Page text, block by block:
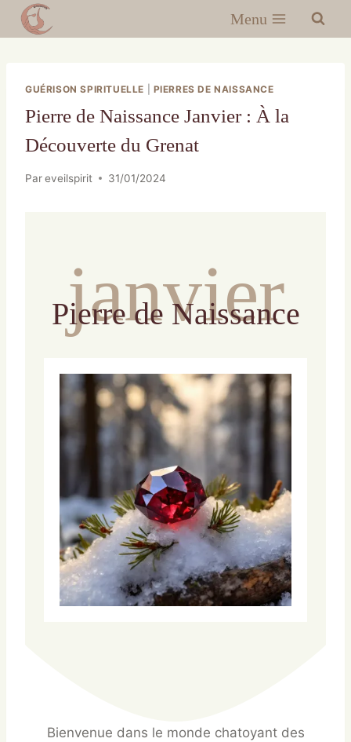
Menu
GUÉRISON SPIRITUELLE PIERRES DE NAISSANCE
Pierre de Naissance Janvier : À la
Découverte du Grenat
Pareveilspirit 31/01/2024
janvier
Pierre de Naissance
Bienvenue dans le monde chatoyant des